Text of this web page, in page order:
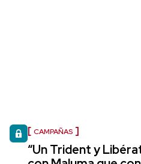
CAMPAÑAS
“Un Trident y